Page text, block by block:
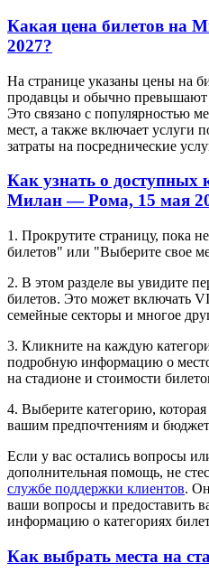
Какая цена билетов на
2027?
На странице указаны цены на
продавцы и обычно превышают
Это связано с популярностью
мест, а также включает услуги
затраты на посреднические
Как узнать о доступных
Милан — Рома, 15 мая
1. Прокрутите страницу, пока
билетов" или "Выберите свое
2. В этом разделе вы увидите
билетов. Это может включать
семейные секторы и многое
3. Кликните на каждую
подробную информацию о
на стадионе и стоимости
4. Выберите категорию, которая
вашим предпочтениям и
Если у вас остались вопросы
дополнительная помощь, не
службе поддержки клиентов.
ваши вопросы и предоставить
информацию о категориях
Как выбрать места на